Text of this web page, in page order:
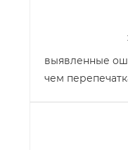
выявленные
чем